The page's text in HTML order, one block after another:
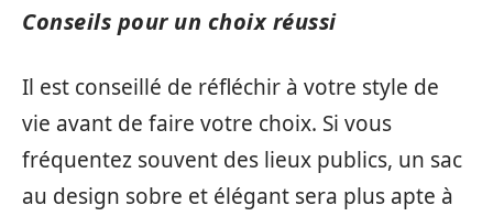
Conseils pour un choix réussi
Il est conseillé de réfléchir à votre style de
vie avant de faire votre choix. Si vous
fréquentez souvent des lieux publics, un sac
au design sobre et élégant sera plus apte à